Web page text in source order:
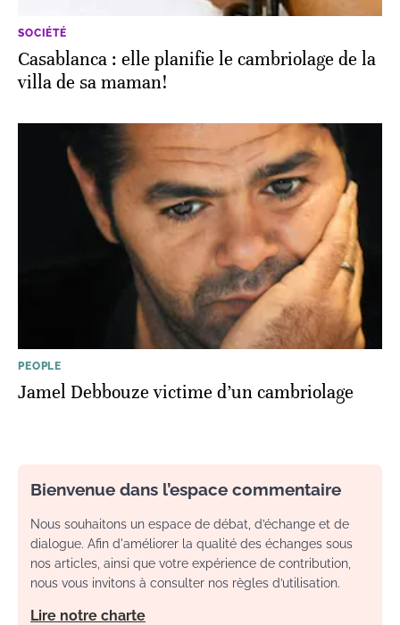
SOCIÉTÉ
Casablanca : elle planifie le cambriolage de la
villa de sa maman!
PEOPLE
Jamel Debbouze victime d’un cambriolage
Bienvenue dans l’espace commentaire
Nous souhaitons un espace de débat, d’échange et de
dialogue. Afin d'améliorer la qualité des échanges sous
nos articles, ainsi que votre expérience de contribution,
nous vous invitons à consulter nos règles d’utilisation.
Lire notre charte